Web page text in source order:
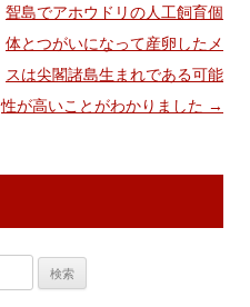
聟島でアホウドリの人工飼育個
体とつがいになって産卵したメ
スは尖閣諸島生まれである可能
性が高いことがわかりました →